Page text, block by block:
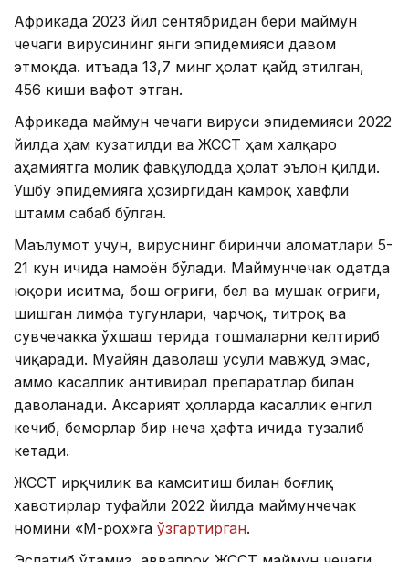
Африкада 2023 йил сентябридан бери маймун
чечаги вирусининг янги эпидемияси давом
этмоқда. Қитъада 13,7 минг ҳолат қайд этилган,
456 киши вафот этган.
Африкада маймун чечаги вируси эпидемияси 2022
йилда ҳам кузатилди ва ЖССТ ҳам халқаро
аҳамиятга молик фавқулодда ҳолат эълон қилди.
Ушбу эпидемияга ҳозиргидан камроқ хавфли
штамм сабаб бўлган.
Маълумот учун, вируснинг биринчи аломатлари 5-
21 кун ичида намоён бўлади. Маймунчечак одатда
юқори иситма, бош оғриғи, бел ва мушак оғриғи,
шишган лимфа тугунлари, чарчоқ, титроқ ва
сувчечакка ўхшаш терида тошмаларни келтириб
чиқаради. Муайян даволаш усули мавжуд эмас,
аммо касаллик антивирал препаратлар билан
даволанади. Аксарият ҳолларда касаллик енгил
кечиб, беморлар бир неча ҳафта ичида тузалиб
кетади.
ЖССТ ирқчилик ва камситиш билан боғлиқ
хавотирлар туфайли 2022 йилда маймунчечак
номини «М-pox»га ўзгартирган.